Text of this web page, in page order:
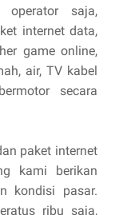
saja,
internet data,
game online,
air, TV kabel
secara
paket internet
kami berikan
kondisi pasar.
ribu saja,